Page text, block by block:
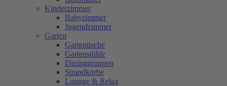
Kinderzimmer
Babyzimmer
Jugendzimmer
Garten
Gartentische
Gartenstühle
Dininggruppen
Strandkörbe
Lounge & Relax